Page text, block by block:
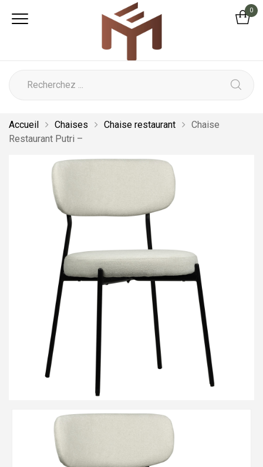
0
Accueil Chaises Chaise restaurant
Chaise
Restaurant Putri –